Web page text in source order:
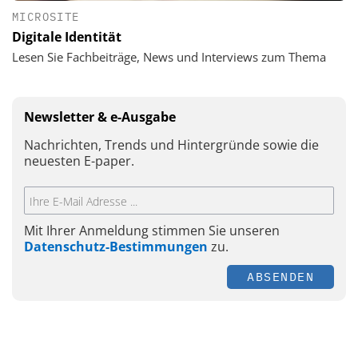
MICROSITE
Digitale Identität
Lesen Sie Fachbeiträge, News und Interviews zum Thema
Newsletter & e-Ausgabe
Nachrichten, Trends und Hintergründe sowie die
neuesten E-paper.
Mit Ihrer Anmeldung stimmen Sie unseren
Datenschutz-Bestimmungen zu.
ABSENDEN